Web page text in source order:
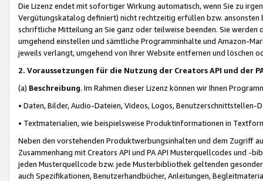
Die Lizenz endet mit sofortiger Wirkung automatisch, wenn Sie zu
Vergütungskatalog definiert) nicht rechtzeitig erfüllen bzw. ansonsten
schriftliche Mitteilung an Sie ganz oder teilweise beenden. Sie werden
umgehend einstellen und sämtliche Programminhalte und Amazon-
jeweils verlangt, umgehend von Ihrer Website entfernen und löschen
2. Voraussetzungen für die Nutzung der Creators API und der
(a) Beschreibung. Im Rahmen dieser Lizenz können wir Ihnen
• Daten, Bilder, Audio-Dateien, Videos, Logos, Benutzerschnittstellen-
• Textmaterialien, wie beispielsweise Produktinformationen in
Neben den vorstehenden Produktwerbungsinhalten und dem Zugriff
Zusammenhang mit Creators API und PA API Musterquellcodes und
jeden Musterquellcode bzw. jede Musterbibliothek geltenden
auch Spezifikationen, Benutzerhandbücher, Anleitungen,